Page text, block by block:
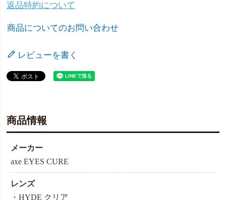
返品特約について
商品についてのお問い合わせ
レビューを書く
商品情報
メーカー
axe EYES CURE
レンズ
・HYDE クリア